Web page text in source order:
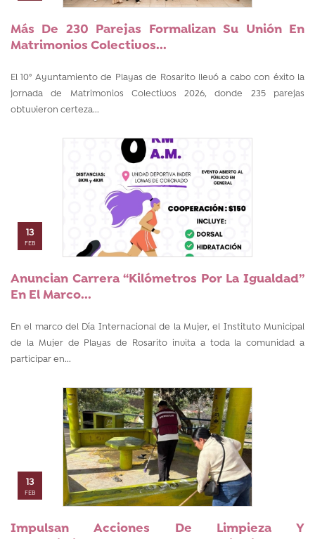
Más De 230 Parejas Formalizan Su Unión En
Matrimonios Colectivos...
El 10° Ayuntamiento de Playas de Rosarito llevó a cabo con éxito la
jornada de Matrimonios Colectivos 2026, donde 235 parejas
obtuvieron certeza...
13
FEB
Anuncian Carrera “Kilómetros Por La Igualdad”
En El Marco...
En el marco del Día Internacional de la Mujer, el Instituto Municipal
de la Mujer de Playas de Rosarito invita a toda la comunidad a
participar en...
13
FEB
Impulsan Acciones De Limpieza Y